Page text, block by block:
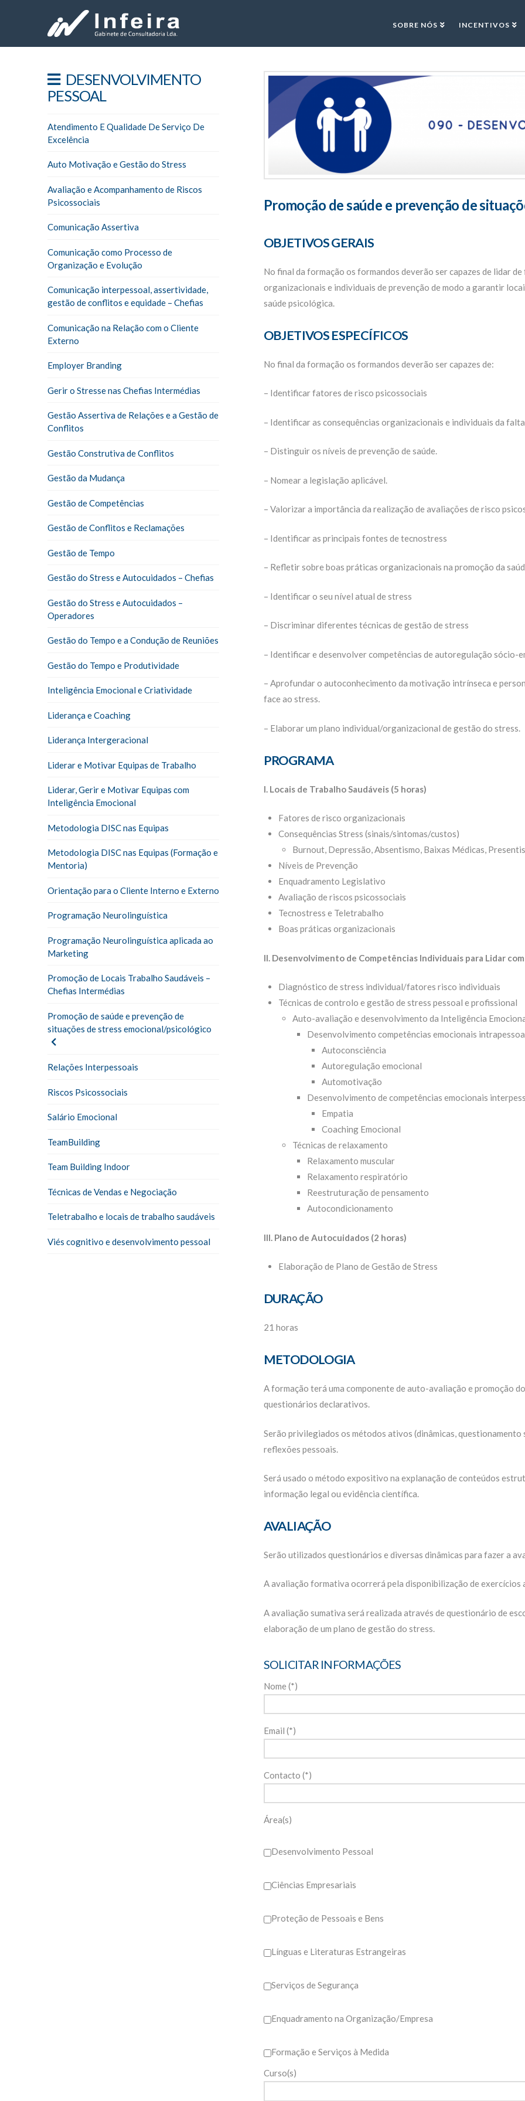
SOBRE NÓS INCENTIVOS
Promoção de saúde e prevenção de
OBJETIVOS GERAIS
No final da formação os formandos deverão ser capazes de lidar
organizacionais e individuais de prevenção de modo a garantir
saúde psicológica.
OBJETIVOS ESPECÍFICOS
No final da formação os formandos deverão ser capazes de:
– Identificar fatores de risco psicossociais
– Identificar as consequências organizacionais e individuais da
– Distinguir os níveis de prevenção de saúde.
– Nomear a legislação aplicável.
– Valorizar a importância da realização de avaliações de risco
– Identificar as principais fontes de tecnostress
– Refletir sobre boas práticas organizacionais na promoção da
– Identificar o seu nível atual de stress
– Discriminar diferentes técnicas de gestão de stress
– Identificar e desenvolver competências de autoregulação sócio-
– Aprofundar o autoconhecimento da motivação intrínseca e
face ao stress.
– Elaborar um plano individual/organizacional de gestão do stress.
PROGRAMA
I. Locais de Trabalho Saudáveis (5 horas)
Fatores de risco organizacionais
Consequências Stress (sinais/sintomas/custos)
Burnout, Depressão, Absentismo, Baixas Médicas,
Níveis de Prevenção
Enquadramento Legislativo
Avaliação de riscos psicossociais
Tecnostress e Teletrabalho
Boas práticas organizacionais
II. Desenvolvimento de Competências Individuais para Lidar
Diagnóstico de stress individual/fatores risco individuais
Técnicas de controlo e gestão de stress pessoal e profissional
Auto-avaliação e desenvolvimento da Inteligência
Desenvolvimento competências emocionais
Autoconsciência
Autoregulação emocional
Automotivação
Desenvolvimento de competências emocionais
Empatia
Coaching Emocional
Técnicas de relaxamento
Relaxamento muscular
Relaxamento respiratório
Reestruturação de pensamento
Autocondicionamento
III. Plano de Autocuidados (2 horas)
Elaboração de Plano de Gestão de Stress
DURAÇÃO
21 horas
METODOLOGIA
A formação terá uma componente de auto-avaliação e promoção
questionários declarativos.
Serão privilegiados os métodos ativos (dinâmicas,
reflexões pessoais.
Será usado o método expositivo na explanação de conteúdos
informação legal ou evidência científica.
AVALIAÇÃO
Serão utilizados questionários e diversas dinâmicas para fazer a
A avaliação formativa ocorrerá pela disponibilização de exercícios
A avaliação sumativa será realizada através de questionário de
elaboração de um plano de gestão do stress.
SOLICITAR INFORMAÇÕES
Nome (*)
Email (*)
Contacto (*)
Área(s)
Desenvolvimento Pessoal
Ciências Empresariais
Proteção de Pessoais e Bens
Línguas e Literaturas Estrangeiras
Serviços de Segurança
Enquadramento na Organização/Empresa
Formação e Serviços à Medida
Curso(s)
DESENVOLVIMENTO
PESSOAL
Atendimento E Qualidade De Serviço De
Excelência
Auto Motivação e Gestão do Stress
Avaliação e Acompanhamento de Riscos
Psicossociais
Comunicação Assertiva
Comunicação como Processo de
Organização e Evolução
Comunicação interpessoal, assertividade,
gestão de conflitos e equidade – Chefias
Comunicação na Relação com o Cliente
Externo
Employer Branding
Gerir o Stresse nas Chefias Intermédias
Gestão Assertiva de Relações e a Gestão de
Conflitos
Gestão Construtiva de Conflitos
Gestão da Mudança
Gestão de Competências
Gestão de Conflitos e Reclamações
Gestão de Tempo
Gestão do Stress e Autocuidados – Chefias
Gestão do Stress e Autocuidados –
Operadores
Gestão do Tempo e a Condução de Reuniões
Gestão do Tempo e Produtividade
Inteligência Emocional e Criatividade
Liderança e Coaching
Liderança Intergeracional
Liderar e Motivar Equipas de Trabalho
Liderar, Gerir e Motivar Equipas com
Inteligência Emocional
Metodologia DISC nas Equipas
Metodologia DISC nas Equipas (Formação e
Mentoria)
Orientação para o Cliente Interno e Externo
Programação Neurolinguística
Programação Neurolinguística aplicada ao
Marketing
Promoção de Locais Trabalho Saudáveis –
Chefias Intermédias
Promoção de saúde e prevenção de
situações de stress emocional/psicológico
Relações Interpessoais
Riscos Psicossociais
Salário Emocional
TeamBuilding
Team Building Indoor
Técnicas de Vendas e Negociação
Teletrabalho e locais de trabalho saudáveis
Viés cognitivo e desenvolvimento pessoal